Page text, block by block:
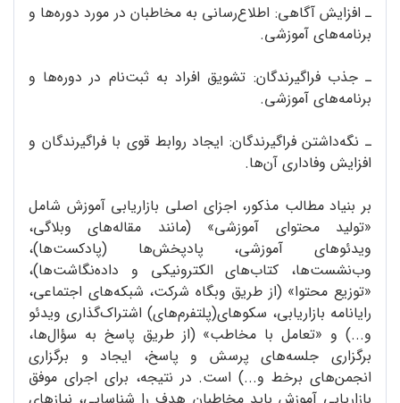
ـ افزایش آگاهی: اطلاع‌رسانی به مخاطبان در مورد دوره‌ها و
برنامه‌های آموزشی.
ـ جذب فراگیرندگان: تشویق افراد به ثبت‌نام در دوره‌ها و
برنامه‌های آموزشی.
ـ نگه‌داشتن فراگیرندگان: ایجاد روابط قوی با فراگیرندگان و
افزایش وفاداری آن‌ها.
بر بنیاد مطالب مذکور، اجزای اصلی بازاریابی آموزش شامل
«تولید محتوای آموزشی» (مانند مقاله‌های وبلاگی،
ویدئوهای آموزشی، پادپخش‌ها (پادکست‌ها)،
وب‌نشست‌ها، کتاب‌های الکترونیکی و داده‌نگاشت‌ها)،
«توزیع محتوا» (از طریق وبگاه شرکت، شبکه‌های اجتماعی،
رایانامه بازاریابی، سکوهای(پلتفرم‌های) اشتراک‌گذاری ویدئو
و...) و «تعامل با مخاطب» (از طریق پاسخ به سؤال‌ها،
برگزاری جلسه‌های پرسش و پاسخ، ایجاد و برگزاری
انجمن‌های برخط و...) است. در نتیجه، برای اجرای موفق